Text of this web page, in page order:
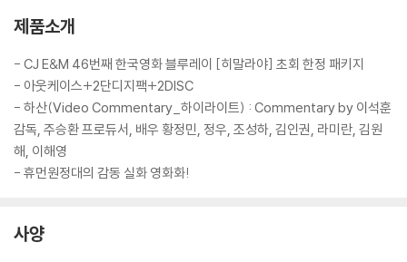
제품소개
- CJ E&M 46번째 한국영화 블루레이 [히말라야] 초회 한정 패키지
- 아웃케이스+2단디지팩+2DISC
- 하산(Video Commentary_하이라이트) : Commentary by 이석훈
감독, 주승환 프로듀서, 배우 황정민, 정우, 조성하, 김인권, 라미란, 김원
해, 이해영
- 휴먼원정대의 감동 실화 영화화!
사양